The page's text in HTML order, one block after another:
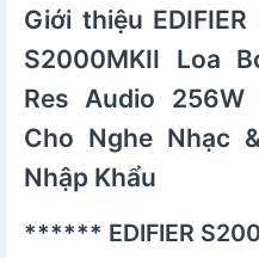
Giới thiệu
S2000MKII Loa
Res Audio 256W
Cho Nghe Nhạc
Nhập Khẩu
****** EDIFIER